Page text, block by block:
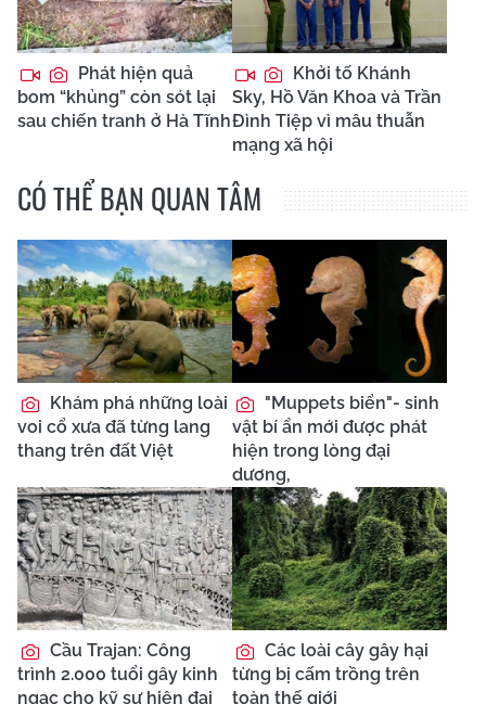
Phát hiện quả
bom “khủng” còn sót lại
sau chiến tranh ở Hà Tĩnh
Khởi tố Khánh
Sky, Hồ Văn Khoa và Trần
Đình Tiệp vì mâu thuẫn
mạng xã hội
CÓ THỂ BẠN QUAN TÂM
Khám phá những loài
voi cổ xưa đã từng lang
thang trên đất Việt
"Muppets biển"- sinh
vật bí ẩn mới được phát
hiện trong lòng đại
dương,
Cầu Trajan: Công
trình 2.000 tuổi gây kinh
ngạc cho kỹ sư hiện đại
Các loài cây gây hại
từng bị cấm trồng trên
toàn thế giới